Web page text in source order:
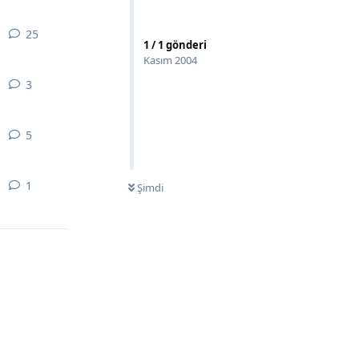
1 /1 gönderi
Kasım 2004
Şimdi
25
3
5
1